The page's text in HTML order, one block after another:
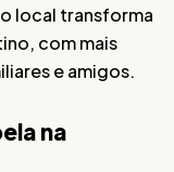
local transforma
com mais
e amigos.
na